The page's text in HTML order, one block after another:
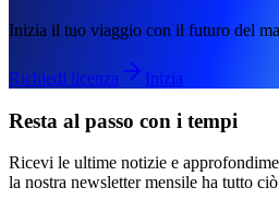
Inizia il tuo viaggio con il futuro del
Richiedi licenza Inizia
Resta al passo con i tempi
Ricevi le ultime notizie e
la nostra newsletter mensile ha tutto